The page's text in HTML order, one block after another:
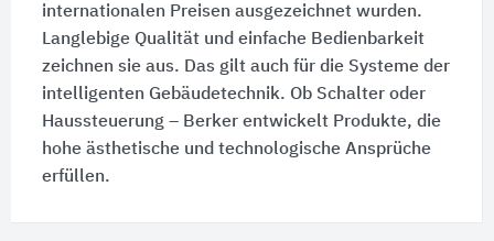
internationalen Preisen ausgezeichnet wurden.
Langlebige Qualität und einfache Bedienbarkeit
zeichnen sie aus. Das gilt auch für die Systeme der
intelligenten Gebäudetechnik. Ob Schalter oder
Haussteuerung – Berker entwickelt Produkte, die
hohe ästhetische und technologische Ansprüche
erfüllen.